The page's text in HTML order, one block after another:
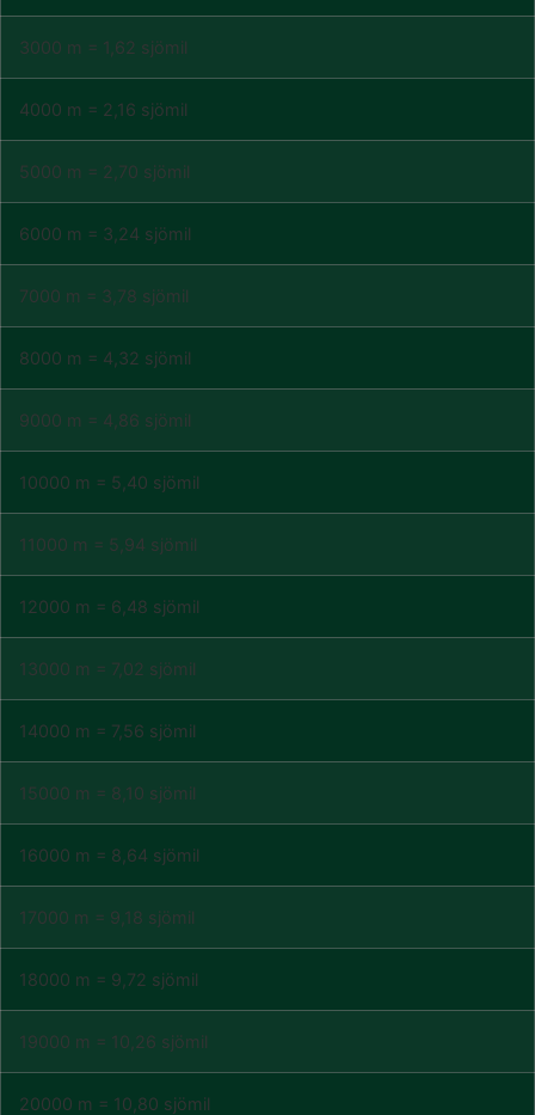
3000 m = 1,62 sjömil
4000 m = 2,16 sjömil
5000 m = 2,70 sjömil
6000 m = 3,24 sjömil
7000 m = 3,78 sjömil
8000 m = 4,32 sjömil
9000 m = 4,86 sjömil
10000 m = 5,40 sjömil
11000 m = 5,94 sjömil
12000 m = 6,48 sjömil
13000 m = 7,02 sjömil
14000 m = 7,56 sjömil
15000 m = 8,10 sjömil
16000 m = 8,64 sjömil
17000 m = 9,18 sjömil
18000 m = 9,72 sjömil
19000 m = 10,26 sjömil
20000 m = 10,80 sjömil